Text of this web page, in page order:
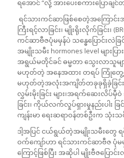
ရအောင် “လို့ အားပေးစကားပြော
ရင်သားကင်ဆာဖြစ်စေတဲ့အကြေ
ကြီးရင့်လာခြင်း၊ မျိုးရိုးလိုက်ခြင်း၊
ကင်ဆာဗီဇပုံမမှန်ပဲ သန္ဓေပြောင်းလဲခ
အမျိုးသမီး hormones level များ
အရွယ်မတိုင်ခင် ဓမ္မတာ သွေးလာသူမျ
မဟုတ်တဲ့ အနေအထား တရပ် ကြုံတွေ့ရခ
မဟုတ်တဲ့အလုံးအကျိတ်တခုခုရှိခဲ့ခြင်း)
လွှမ်းမိုးခြင်း များ၊အရက်ဆေးလိပ်မှီဝဲ
ခြင်း၊ ကိုယ်လက်လှုပ်ရှားမှုနည်းပါး ခ
ကျန်းမာ ရေးဆရာဝန်တစ်ဦးက သုံး
ဒါ့အပြင် ငယ်ရွယ်တဲ့အမျိုးသမီးတွေ
ဝက်ကျော်ဟာ ရင်သားကင်ဆာဗီဇ ပုံမမှန်
ကြောင့်ဖြစ်ပြီး အဆိုပါ မျိုးဗီဇပြေ